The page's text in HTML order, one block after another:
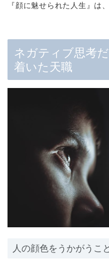
『顔に魅せられた人生』は
ネガティブ思考
着いた天職
人の顔色をうかがうこ